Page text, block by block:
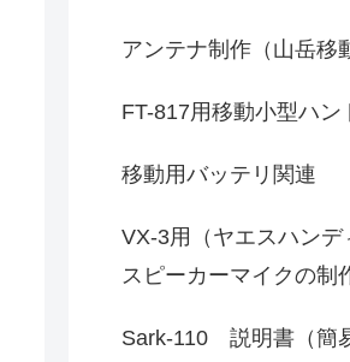
アンテナ制作（山岳移
FT-817用移動小型ハン
移動用バッテリ関連
VX-3用（ヤエスハン
スピーカーマイクの制
Sark-110 説明書（簡